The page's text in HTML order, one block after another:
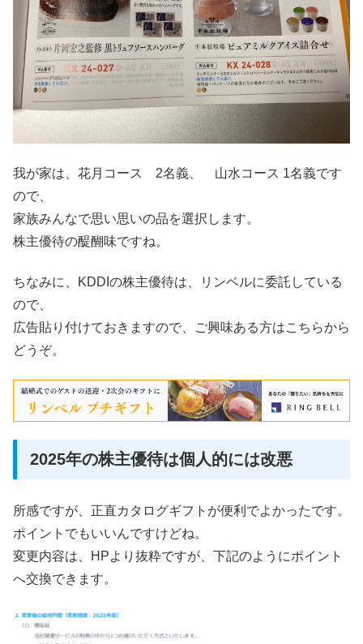
我が家は、花月コース 2名義、 山水コース 1名義です
ので、
家族みんなで思い思いの品を選択します。
株主優待の醍醐味ですね。
ちなみに、KDDIの株主優待は、リンベルに委託している
ので、
広告貼り付けておきますので、ご興味ある方はこちらから
どうぞ。
2025年の株主優待は個人的には改悪
所感ですが、正直カタログギフトが便利でよかったです。
ポイントでもいいんですけどね。
変更内容は、HPより抜粋ですが、下記のようにポイント
へ交換できます。